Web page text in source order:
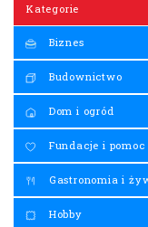
Kategorie
Biznes
Budownictwo
Dom i ogród
Fundacje i pomoc
Gastronomia i
Hobby